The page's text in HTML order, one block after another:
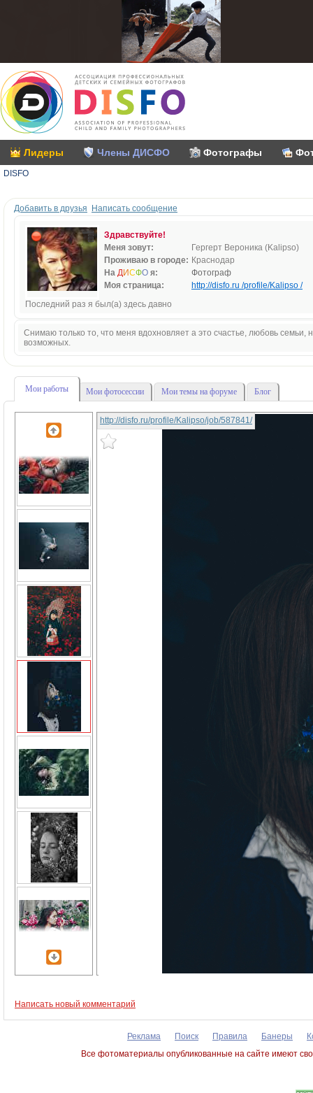
Лидеры Члены ДИСФО Фотографы
DISFO
Добавить в друзья Написать сообщение
Здравствуйте!
Меня зовут:
Гергерт Вероника (Kalipso)
Проживаю в городе: Краснодар
На ДИСФО я:
Фотограф
Моя страница:
http://disfo.ru /profile/Kalipso /
Последний раз я был(а) здесь давно
Снимаю только то, что меня вдохновляет а это счастье, любовь
возможных.
Мои работы Мои фотосессии Мои темы на форуме Блог
http://disfo.ru/profile/Kalipso/job/587841/
Написать новый комментарий
Реклама Поиск Правила Банеры
Все фотоматериалы опубликованные на сайте имеют